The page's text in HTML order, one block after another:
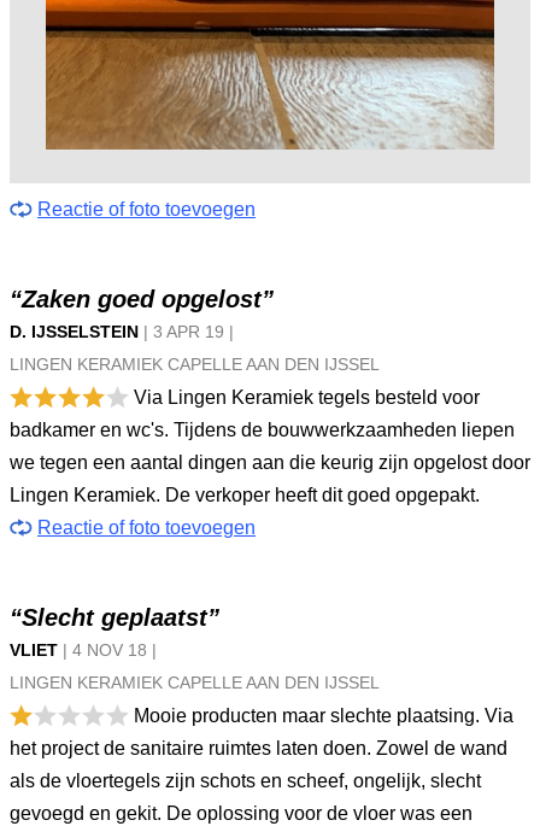
Reactie of foto toevoegen
“Zaken goed opgelost”
D. IJSSELSTEIN | 3 APR 19 |
LINGEN KERAMIEK CAPELLE AAN DEN IJSSEL
Via Lingen Keramiek tegels besteld voor
badkamer en wc's. Tijdens de bouwwerkzaamheden liepen
we tegen een aantal dingen aan die keurig zijn opgelost door
Lingen Keramiek. De verkoper heeft dit goed opgepakt.
Reactie of foto toevoegen
“Slecht geplaatst”
VLIET | 4 NOV 18 |
LINGEN KERAMIEK CAPELLE AAN DEN IJSSEL
Mooie producten maar slechte plaatsing. Via
het project de sanitaire ruimtes laten doen. Zowel de wand
als de vloertegels zijn schots en scheef, ongelijk, slecht
gevoegd en gekit. De oplossing voor de vloer was een